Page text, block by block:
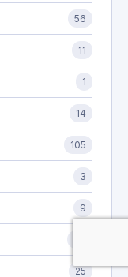
56
11
1
14
105
3
9
25